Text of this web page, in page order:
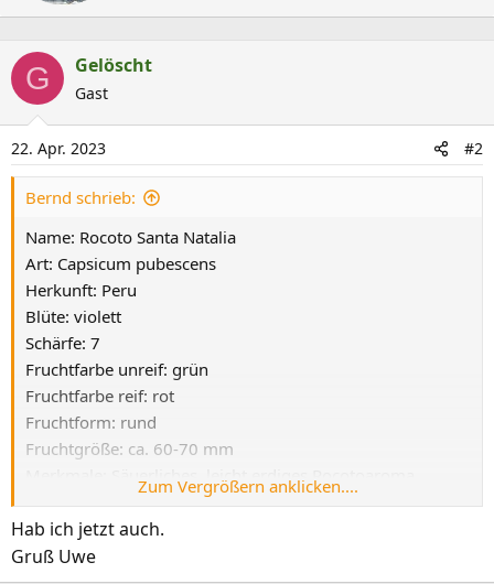
o
e
n
h
i
b
n
v
G Gelöscht
Gast
22. Apr. 2023 #2
Bernd schrieb:
Name: Rocoto Santa Natalia
Art: Capsicum pubescens
Herkunft: Peru
Blüte: violett
Schärfe: 7
Fruchtfarbe unreif: grün
Fruchtfarbe reif: rot
Fruchtform: rund
Fruchtgröße: ca. 60-70 mm
Merkmale: Säuerliches, leicht erdiges Rocotoaroma
Reifezeit: ca. 90 Tage
Wuchs: ca. 120 cm
Empfehlung Topfgröße: ab 25 Liter
Zum Vergrößern anklicken....
Hab ich jetzt auch.
Gruß Uwe